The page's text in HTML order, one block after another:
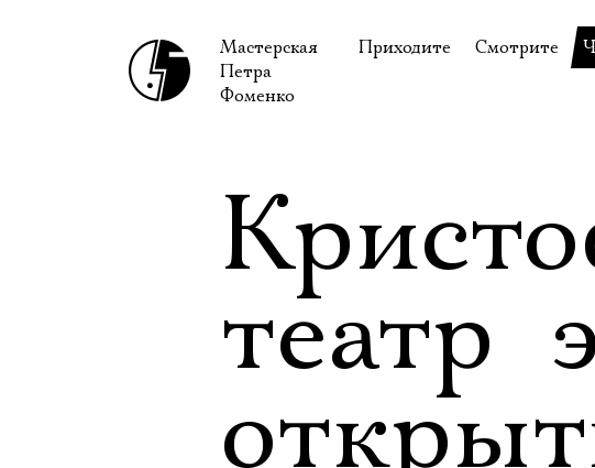
Мастерская
Петра
Фоменко
Приходите
Правила посещения
Смотрите
Внеклассные
театр 